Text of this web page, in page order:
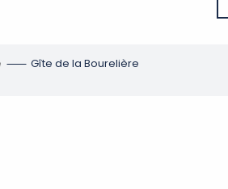
Gîte de la Bourelière